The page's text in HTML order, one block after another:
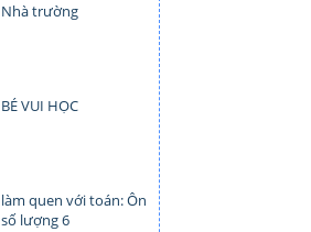
Nhà trường
BÉ VUI HỌC
làm quen với toán: Ôn
số lượng 6